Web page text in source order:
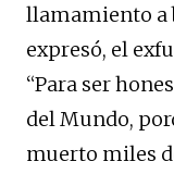
llamamiento a
expresó, el
“Para ser
del Mundo,
muerto miles